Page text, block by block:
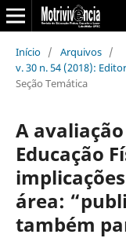
Início / Arquivos /
v. 30 n. 54 (2018):
Seção Temática
A
Educação
área:
também